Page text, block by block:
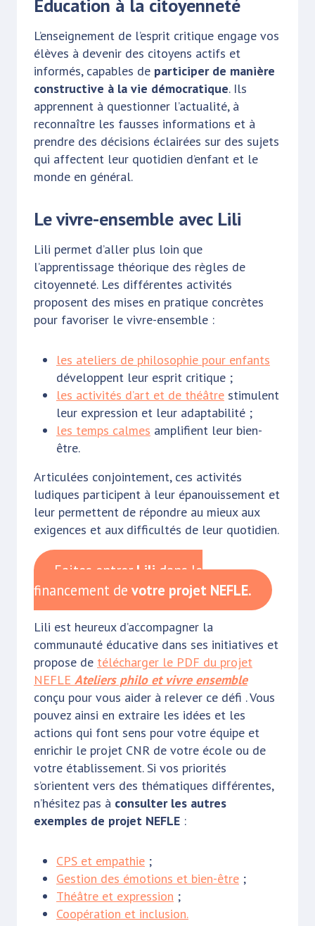
Éducation à la citoyenneté
L’enseignement de l’esprit critique engage vos
élèves à devenir des citoyens actifs et
informés, capables de participer de manière
constructive à la vie démocratique. Ils
apprennent à questionner l’actualité, à
reconnaître les fausses informations et à
prendre des décisions éclairées sur des sujets
qui affectent leur quotidien d’enfant et le
monde en général.
Le vivre-ensemble avec Lili
Lili permet d’aller plus loin que
l’apprentissage théorique des règles de
citoyenneté. Les différentes activités
proposent des mises en pratique concrètes
pour favoriser le vivre-ensemble :
les ateliers de philosophie pour enfants
développent leur esprit critique ;
les activités d’art et de théâtre stimulent
leur expression et leur adaptabilité ;
les temps calmes amplifient leur bien-
être.
Articulées conjointement, ces activités
ludiques participent à leur épanouissement et
leur permettent de répondre au mieux aux
exigences et aux difficultés de leur quotidien.
Faites entrer Lili dans le
financement de votre projet NEFLE.
Lili est heureux d’accompagner la
communauté éducative dans ses initiatives et
propose de télécharger le PDF du projet
NEFLE Ateliers philo et vivre ensemble
conçu pour vous aider à relever ce défi . Vous
pouvez ainsi en extraire les idées et les
actions qui font sens pour votre équipe et
enrichir le projet CNR de votre école ou de
votre établissement. Si vos priorités
s’orientent vers des thématiques différentes,
n’hésitez pas à consulter les autres
exemples de projet NEFLE :
CPS et empathie ;
Gestion des émotions et bien-être ;
Théâtre et expression ;
Coopération et inclusion.